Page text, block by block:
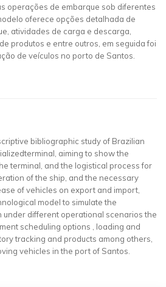
operações de embarque sob diferentes
oferece opções detalhada de
atividades de carga e descarga,
produtos e entre outros, em seguida foi
de veículos no porto de Santos.
bibliographic study of Brazilian
aiming to show the
terminal, and the logistical process for
of the ship, and the necessary
of vehicles on export and import,
model to simulate the
under different operational scenarios the
scheduling options , loading and
tracking and products among others,
vehicles in the port of Santos.